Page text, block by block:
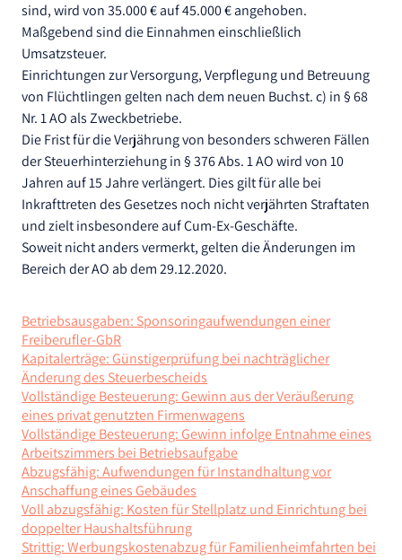
sind, wird von 35.000 € auf 45.000 € angehoben.
Maßgebend sind die Einnahmen einschließlich
Umsatzsteuer.
Einrichtungen zur Versorgung, Verpflegung und Betreuung
von Flüchtlingen gelten nach dem neuen Buchst. c) in § 68
Nr. 1 AO als Zweckbetriebe.
Die Frist für die Verjährung von besonders schweren Fällen
der Steuerhinterziehung in § 376 Abs. 1 AO wird von 10
Jahren auf 15 Jahre verlängert. Dies gilt für alle bei
Inkrafttreten des Gesetzes noch nicht verjährten Straftaten
und zielt insbesondere auf Cum-Ex-Geschäfte.
Soweit nicht anders vermerkt, gelten die Änderungen im
Bereich der AO ab dem 29.12.2020.
Betriebsausgaben: Sponsoringaufwendungen einer
Freiberufler-GbR
Kapitalerträge: Günstigerprüfung bei nachträglicher
Änderung des Steuerbescheids
Vollständige Besteuerung: Gewinn aus der Veräußerung
eines privat genutzten Firmenwagens
Vollständige Besteuerung: Gewinn infolge Entnahme eines
Arbeitszimmers bei Betriebsaufgabe
Abzugsfähig: Aufwendungen für Instandhaltung vor
Anschaffung eines Gebäudes
Voll abzugsfähig: Kosten für Stellplatz und Einrichtung bei
doppelter Haushaltsführung
Strittig: Werbungskostenabzug für Familienheimfahrten bei